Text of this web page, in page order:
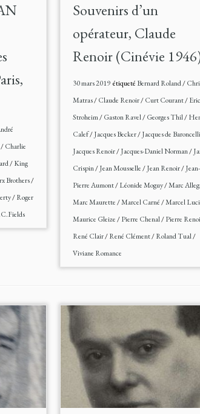
/Charlie
/King
Brothers/
/Roger
Souvenirs d’un
opérateur, Claude
Renoir (Cinévie
30 mars 2019étiqueté Bernard Roland/
Matras/Claude Renoir/Curt Courant/
Stroheim/Gaston Ravel/Georges Thil/
Calef/Jacques Becker/Jacques de Baroncelli
Jacques Renoir/Jacques-Daniel Norman/
Crispin/Jean Mousselle/Jean Renoir/Jean-
Pierre Aumont/Léonide Moguy/Marc
Marc Maurette/Marcel Carné/Marcel
Maurice Gleize/Pierre Chenal/Pierre
René Clair/René Clément/Roland Tual/
Viviane Romance